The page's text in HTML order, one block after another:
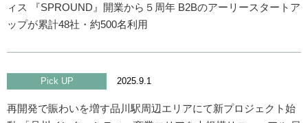
ィス 『SPROUND』開業から５周年 B2Bのアーリースタートア
ップが累計48社・約500名利用
Pick UP 2025.9.1
再開発で賑わいを増す品川駅周辺エリアにて新プロジェクト始